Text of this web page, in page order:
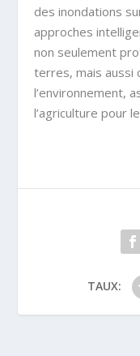
des inondations
approches
non seulement
terres, mais aussi
l’environnement,
l’agriculture pour
TAUX: